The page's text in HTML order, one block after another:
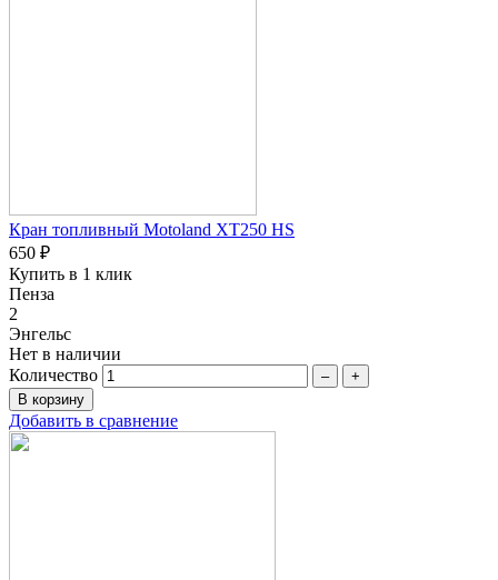
Кран топливный Motoland XT250 HS
650 ₽
Купить в 1 клик
Пенза
2
Энгельс
Нет в наличии
Количество
– +
Добавить в сравнение